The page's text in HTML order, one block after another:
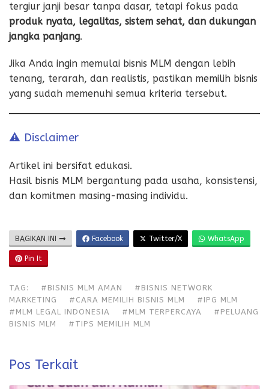
tergiur janji besar tanpa dasar, tetapi fokus pada
produk nyata, legalitas, sistem sehat, dan dukungan
jangka panjang.
Jika Anda ingin memulai bisnis MLM dengan lebih
tenang, terarah, dan realistis, pastikan memilih bisnis
yang sudah memenuhi semua kriteria tersebut.
⚠️ Disclaimer
Artikel ini bersifat edukasi.
Hasil bisnis MLM bergantung pada usaha, konsistensi,
dan komitmen masing-masing individu.
BAGIKAN INI Facebook Twitter/X WhatsApp
Pin It
TAG: #BISNIS MLM AMAN
#BISNIS NETWORK
MARKETING
#CARA MEMILIH BISNIS MLM
#IPG MLM
#MLM LEGAL INDONESIA
#MLM TERPERCAYA
#PELUANG
BISNIS MLM
#TIPS MEMILIH MLM
Pos Terkait